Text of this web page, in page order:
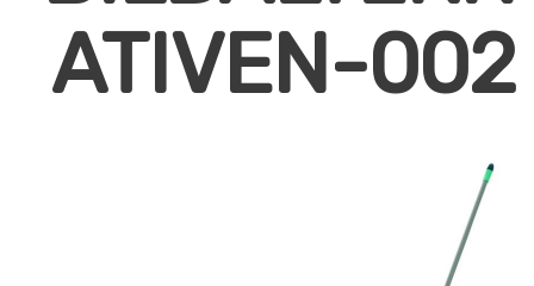
ATIVEN-002